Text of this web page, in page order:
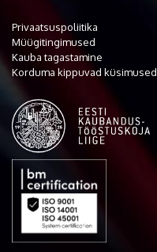
Privaatsuspoliitika
Müügitingimused
Kauba tagastamine
Korduma kippuvad küsimused